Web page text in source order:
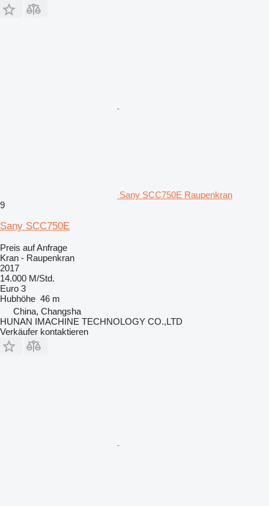
Sany SCC750E Raupenkran
9
Sany SCC750E
Preis auf Anfrage
Kran - Raupenkran
2017
14.000 M/Std.
Euro 3
Hubhöhe 46 m
China, Changsha
HUNAN IMACHINE TECHNOLOGY CO.,LTD
Verkäufer kontaktieren